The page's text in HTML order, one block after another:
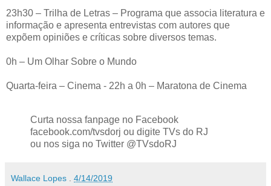
23h30 – Trilha de Letras – Programa que associa literatura e
informação e apresenta entrevistas com autores que
expõem opiniões e críticas sobre diversos temas.
0h – Um Olhar Sobre o Mundo
Quarta-feira – Cinema - 22h a 0h – Maratona de Cinema
Curta nossa fanpage no Facebook
facebook.com/tvsdorj ou digite TVs do RJ
ou nos siga no Twitter @TVsdoRJ
Wallace Lopes . 4/14/2019